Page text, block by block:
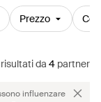
Prezzo
risultatida 4 partner
influenzare